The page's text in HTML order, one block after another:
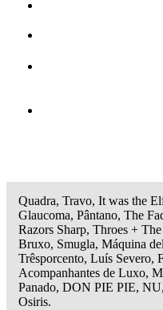
Quadra, Travo, It was the
Glaucoma, Pântano, The
Razors Sharp, Throes +
Bruxo, Smugla, Máquina
Trêsporcento, Luís Severo,
Acompanhantes de Luxo,
Panado, DON PIE PIE,
Osiris.